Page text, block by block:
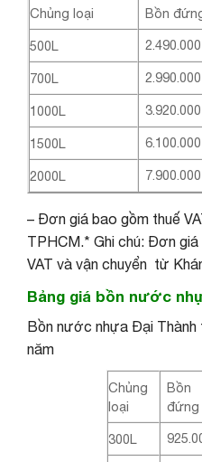
Chủng loại Bồn
500L 2.490.000
700L 2.990.000
1000L 3.920.000
1500L 6.100.000
2000L 7.900.000
– Đơn giá bao gồm thuế
TPHCM.* Ghi chú: Đơn
VAT và vận chuyển từ
Bảng giá bồn nước
Bồn nước nhựa Đại Thành
năm
Chủng
loại
Bồn
đứng
300L